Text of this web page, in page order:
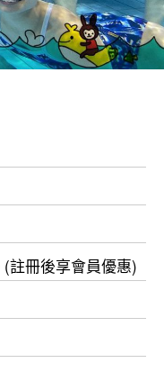
註冊後享會員優惠)